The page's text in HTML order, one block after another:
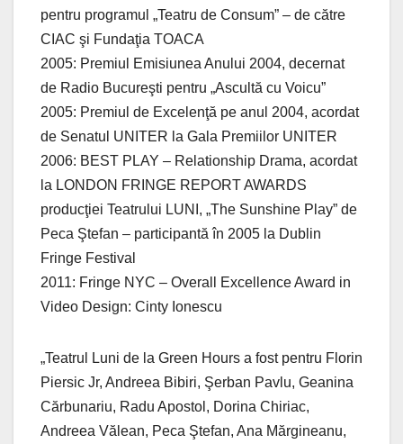
pentru programul „Teatru de Consum” – de către
CIAC şi Fundaţia TOACA
2005: Premiul Emisiunea Anului 2004, decernat
de Radio Bucureşti pentru „Ascultă cu Voicu”
2005: Premiul de Excelenţă pe anul 2004, acordat
de Senatul UNITER la Gala Premiilor UNITER
2006: BEST PLAY – Relationship Drama, acordat
la LONDON FRINGE REPORT AWARDS
producţiei Teatrului LUNI, „The Sunshine Play” de
Peca Ştefan – participantă în 2005 la Dublin
Fringe Festival
2011: Fringe NYC – Overall Excellence Award in
Video Design: Cinty Ionescu
„Teatrul Luni de la Green Hours a fost pentru Florin
Piersic Jr, Andreea Bibiri, Şerban Pavlu, Geanina
Cărbunariu, Radu Apostol, Dorina Chiriac,
Andreea Vălean, Peca Ştefan, Ana Mărgineanu,